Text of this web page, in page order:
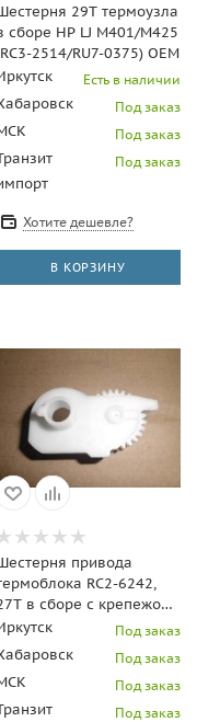
29T термоузла
сборе HP LJ M401/M425
2514/RU7-0375) OEM
Есть в наличии
Под заказ
Под заказ
Под заказ
Хотите дешевле?
В КОРЗИНУ
привода
RC2-6242,
в сборе с крепежом
HP P2030 P2035
P2055D P2055N
Под заказ
Под заказ
Под заказ
Под заказ